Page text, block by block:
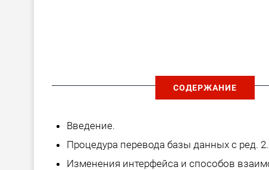
СОДЕРЖАНИЕ
Введение.
Процедура перевода базы данных с ред.
Изменения интерфейса и способов